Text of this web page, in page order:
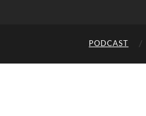
PODCAST